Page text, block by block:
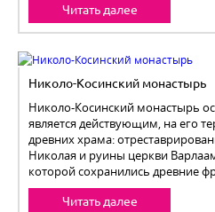
Читать далее
Николо-Косинский монастырь
Николо-Косинский монастырь
является действующим, на его
древних храма:
Николая и руины церкви
которой сохранились древние
Читать далее